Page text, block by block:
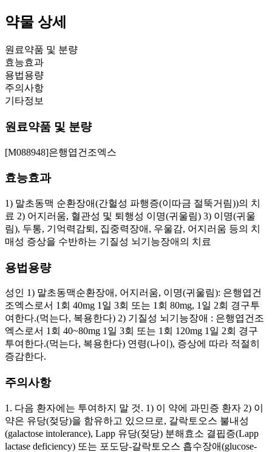
약물 상세
원료약품 및 분량
효능효과
용법용량
주의사항
기타정보
원료약품 및 분량
[M088948]은행엽건조엑스
효능효과
1) 말초동맥 순환장애(간헐성 파행증(이따금 절뚝거림))의 치
료 2) 어지러움, 혈관성 및 퇴행성 이명(귀울림) 3) 이명(귀울
림), 두통, 기억력감퇴, 집중력장애, 우울감, 어지러움 등의 치
매성 증상을 수반하는 기질성 뇌기능장애의 치료
용법용량
성인 1) 말초동맥순환장애, 어지러움, 이명(귀울림): 은행엽건
조엑스로서 1회 40mg 1일 3회 또는 1회 80mg, 1일 2회 경구투
여한다.(먹는다, 복용한다) 2) 기질성 뇌기능장애 : 은행엽건조
엑스로서 1회 40~80mg 1일 3회 또는 1회 120mg 1일 2회 경구
투여한다.(먹는다, 복용한다) 연령(나이), 증상에 따라 적절히
증감한다.
주의사항
1. 다음 환자에는 투여하지 말 것. 1) 이 약에 과민증 환자 2) 이
약은 유당(젖당)을 함유하고 있으므로, 갈락토오스 불내성
(galactose intolerance), Lapp 유당(젖당) 분해효소 결핍증(Lapp
lactase deficiency) 또는 포도당-갈락토오스 흡수장애(glucose-